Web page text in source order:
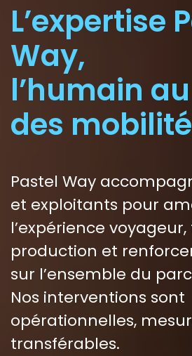
L’expertise
Way,
l’humain
des
Pastel Way
et exploitants pour
l’expérience voyageur
production et
sur l’ensemble du
Nos interventions sont
opérationnelles,
transférables.